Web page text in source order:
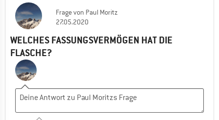
Fragevon Paul Moritz
27.05.2020
WELCHES FASSUNGSVERMÖGEN HAT DIE
FLASCHE?